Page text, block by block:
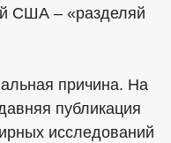
США – «разделяй
причина. На
публикация
исследований